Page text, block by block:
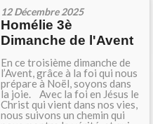
12 Décembre 2025
Homélie 3è
Dimanche de l'Avent
En ce troisième dimanche de
l’Avent, grâce à la foi qui nous
prépare à Noël, soyons dans
la joie. Avec la foi en Jésus le
Christ qui vient dans nos vies,
nous suivons un chemin qui